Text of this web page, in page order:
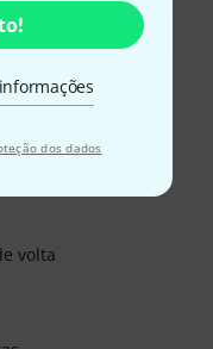
dos dados
através de
de crédito.
volta